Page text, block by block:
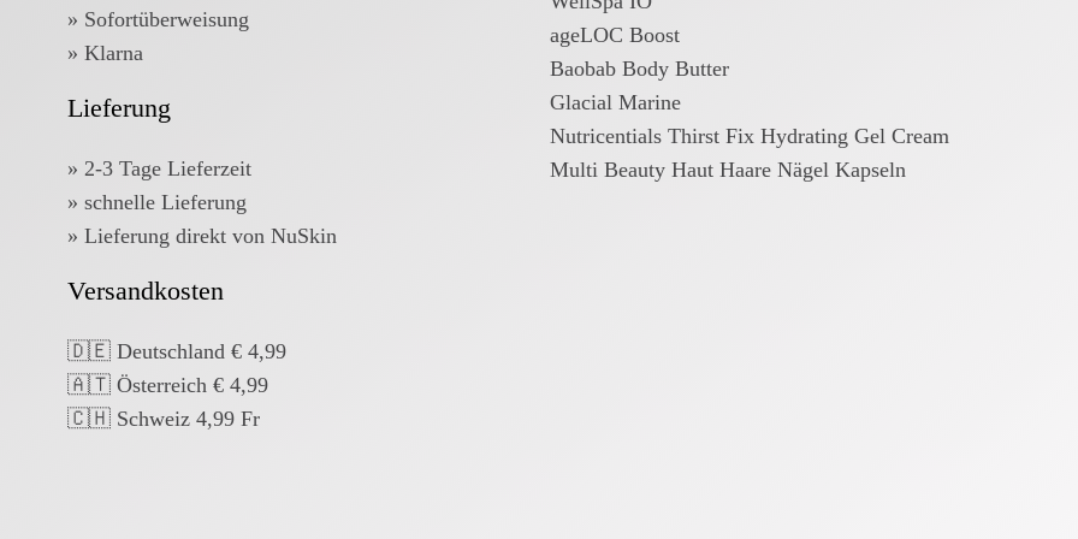
» Sofortüberweisung
» Klarna
Lieferung
» 2-3 Tage Lieferzeit
» schnelle Lieferung
» Lieferung direkt von NuSkin
Versandkosten
🇩🇪 Deutschland € 4,99
🇦🇹 Österreich € 4,99
🇨🇭 Schweiz 4,99 Fr
ageLOC Boost
Baobab Body Butter
Glacial Marine
Nutricentials Thirst Fix Hydrating Gel Cream
Multi Beauty Haut Haare Nägel Kapseln